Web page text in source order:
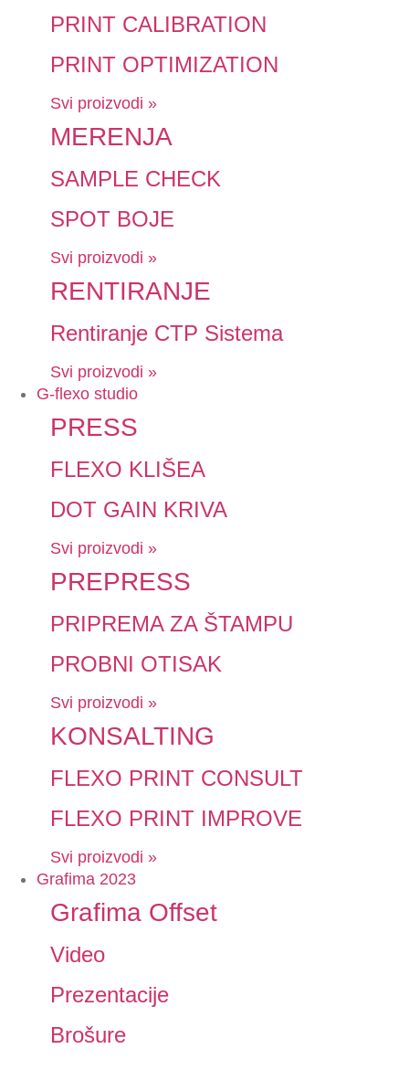
PRINT CALIBRATION
PRINT OPTIMIZATION
Svi proizvodi »
MERENJA
SAMPLE CHECK
SPOT BOJE
Svi proizvodi »
RENTIRANJE
Rentiranje CTP Sistema
Svi proizvodi »
G-flexo studio
PRESS
FLEXO KLIŠEA
DOT GAIN KRIVA
Svi proizvodi »
PREPRESS
PRIPREMA ZA ŠTAMPU
PROBNI OTISAK
Svi proizvodi »
KONSALTING
FLEXO PRINT CONSULT
FLEXO PRINT IMPROVE
Svi proizvodi »
Grafima 2023
Grafima Offset
Video
Prezentacije
Brošure